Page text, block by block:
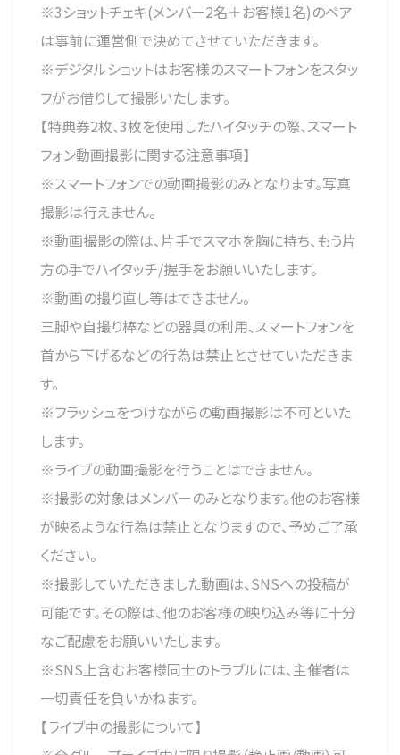
※3ショットチェキ(メンバー2名＋お客様1名)のペア
は事前に運営側で決めてさせていただきます。
※デジタルショットはお客様のスマートフォンをスタッ
フがお借りして撮影いたします。
【特典券2枚、3枚を使用したハイタッチの際、スマート
フォン動画撮影に関する注意事項】
※スマートフォンでの動画撮影のみとなります。写真
撮影は行えません。
※動画撮影の際は、片手でスマホを胸に持ち、もう片
方の手でハイタッチ/握手をお願いいたします。
※動画の撮り直し等はできません。
三脚や自撮り棒などの器具の利用、スマートフォンを
首から下げるなどの行為は禁止とさせていただきま
す。
※フラッシュをつけながらの動画撮影は不可といた
します。
※ライブの動画撮影を行うことはできません。
※撮影の対象はメンバーのみとなります。他のお客様
が映るような行為は禁止となりますので、予めご了承
ください。
※撮影していただきました動画は、SNSへの投稿が
可能です。その際は、他のお客様の映り込み等に十分
なご配慮をお願いいたします。
※SNS上含むお客様同士のトラブルには、主催者は
一切責任を負いかねます。
【ライブ中の撮影について】